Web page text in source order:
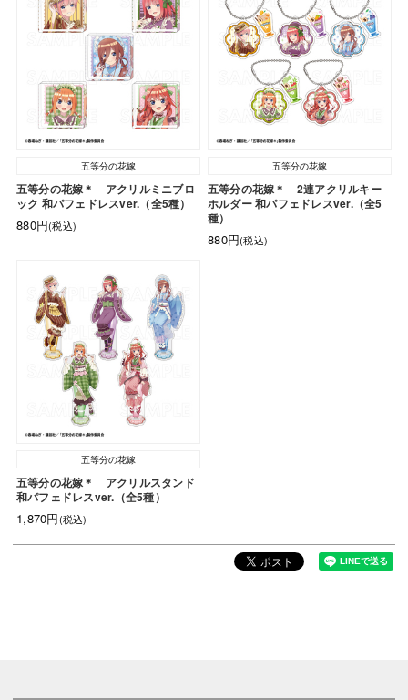
五等分の花嫁
五等分の花嫁＊ アクリルミニブロ
ック 和パフェドレスver.（全5種）
880円(税込)
五等分の花嫁
五等分の花嫁＊ 2連アクリルキー
ホルダー 和パフェドレスver.（全5
種）
880円(税込)
五等分の花嫁
五等分の花嫁＊ アクリルスタンド
和パフェドレスver.（全5種）
1,870円(税込)